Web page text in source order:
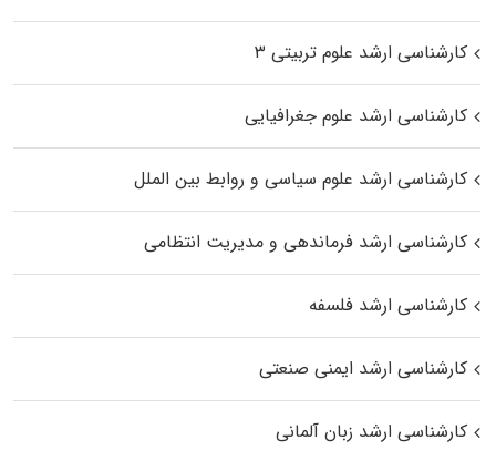
کارشناسی ارشد علوم تربیتی ۳
کارشناسی ارشد علوم جغرافیایی
کارشناسی ارشد علوم سیاسی و روابط بین الملل
کارشناسی ارشد فرماندهی و مدیریت انتظامی
کارشناسی ارشد فلسفه
کارشناسی ارشد ایمنی صنعتی
کارشناسی ارشد زبان آلمانی